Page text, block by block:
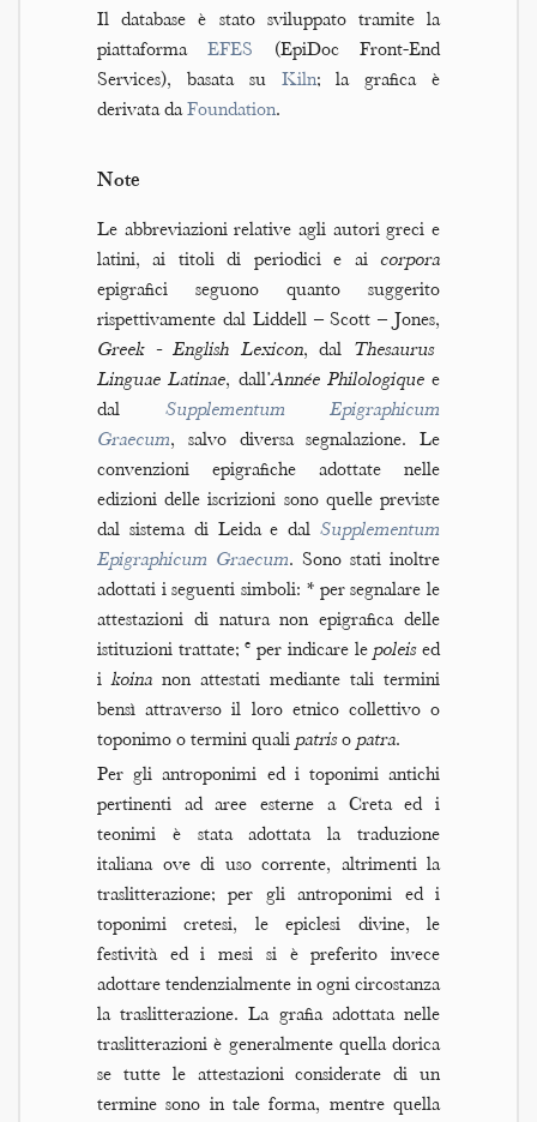
Il database è stato sviluppato tramite la
piattaformaEFES (EpiDoc Front-End
Services), basata su Kiln; la grafica è
derivata daFoundation.
Note
Le abbreviazioni relative agli autori greci e
latini, ai titoli di periodici e ai corpora
epigrafici seguono quanto suggerito
rispettivamente dal Liddell – Scott – Jones,
Greek - English Lexicon, dal Thesaurus
Linguae Latinae, dall’Année Philologiquee
dal Supplementum Epigraphicum
Graecum, salvo diversa segnalazione. Le
convenzioni epigrafiche adottate nelle
edizioni delle iscrizioni sono quelle previste
dal sistema di Leida e dal Supplementum
Epigraphicum Graecum. Sono stati inoltre
adottati i seguenti simboli: * per segnalare le
attestazioni di natura non epigrafica delle
istituzioni trattate;e per indicare le poleised
ikoina non attestati mediante tali termini
bensì attraverso il loro etnico collettivo o
toponimo o termini quali patriso patra.
Per gli antroponimi ed i toponimi antichi
pertinenti ad aree esterne a Creta ed i
teonimi è stata adottata la traduzione
italiana ove di uso corrente, altrimenti la
traslitterazione; per gli antroponimi ed i
toponimi cretesi, le epiclesi divine, le
festività ed i mesi si è preferito invece
adottare tendenzialmente in ogni circostanza
la traslitterazione. La grafia adottata nelle
traslitterazioni è generalmente quella dorica
se tutte le attestazioni considerate di un
termine sono in tale forma, mentre quella